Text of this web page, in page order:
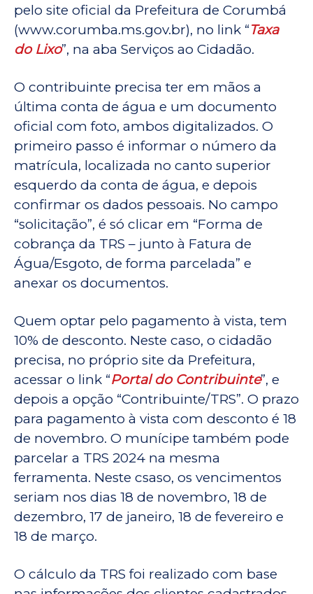
pelo site oficial da Prefeitura de Corumbá
(www.corumba.ms.gov.br), no link “Taxa
do Lixo”, na aba Serviços ao Cidadão.
O contribuinte precisa ter em mãos a
última conta de água e um documento
oficial com foto, ambos digitalizados. O
primeiro passo é informar o número da
matrícula, localizada no canto superior
esquerdo da conta de água, e depois
confirmar os dados pessoais. No campo
“solicitação”, é só clicar em “Forma de
cobrança da TRS – junto à Fatura de
Água/Esgoto, de forma parcelada” e
anexar os documentos.
Quem optar pelo pagamento à vista, tem
10% de desconto. Neste caso, o cidadão
precisa, no próprio site da Prefeitura,
acessar o link “Portal do Contribuinte”, e
depois a opção “Contribuinte/TRS”. O prazo
para pagamento à vista com desconto é 18
de novembro. O munícipe também pode
parcelar a TRS 2024 na mesma
ferramenta. Neste csaso, os vencimentos
seriam nos dias 18 de novembro, 18 de
dezembro, 17 de janeiro, 18 de fevereiro e
18 de março.
O cálculo da TRS foi realizado com base